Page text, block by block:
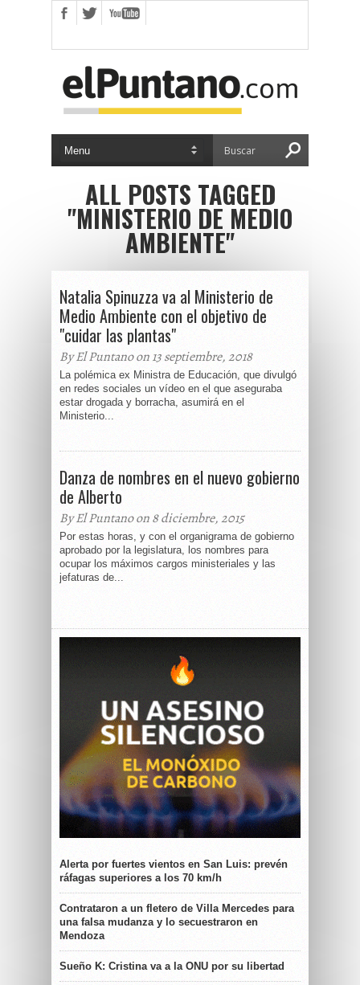
ALL POSTS TAGGED
"MINISTERIO DE MEDIO
AMBIENTE"
Natalia Spinuzza va al Ministerio de
Medio Ambiente con el objetivo de
"cuidar las plantas"
By El Puntano on 13 septiembre, 2018
La polémica ex Ministra de Educación, que divulgó
en redes sociales un vídeo en el que aseguraba
estar drogada y borracha, asumirá en el
Ministerio...
Danza de nombres en el nuevo gobierno
de Alberto
By El Puntano on 8 diciembre, 2015
Por estas horas, y con el organigrama de gobierno
aprobado por la legislatura, los nombres para
ocupar los máximos cargos ministeriales y las
jefaturas de...
Alerta por fuertes vientos en San Luis: prevén
ráfagas superiores a los 70 km/h
Contrataron a un fletero de Villa Mercedes para
una falsa mudanza y lo secuestraron en
Mendoza
Sueño K: Cristina va a la ONU por su libertad